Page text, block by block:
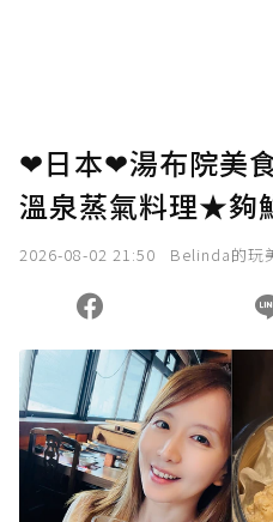
❤日本❤湯布院美
溫泉蒸氣料理★夠
2026-08-02 21:50 Belinda的玩